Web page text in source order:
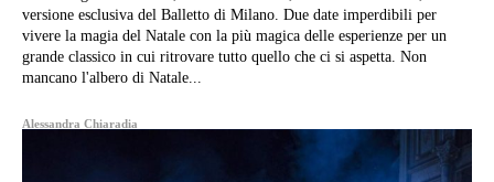
versione esclusiva del Balletto di Milano. Due date imperdibili per
vivere la magia del Natale con la più magica delle esperienze per un
grande classico in cui ritrovare tutto quello che ci si aspetta. Non
mancano l'albero di Natale...
Alessandra Chiaradia